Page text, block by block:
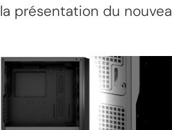
la présentation du